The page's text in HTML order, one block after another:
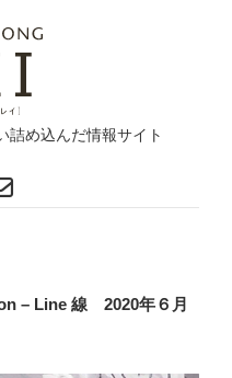
詰め込んだ情報サイト
– Line 線 2020年６月